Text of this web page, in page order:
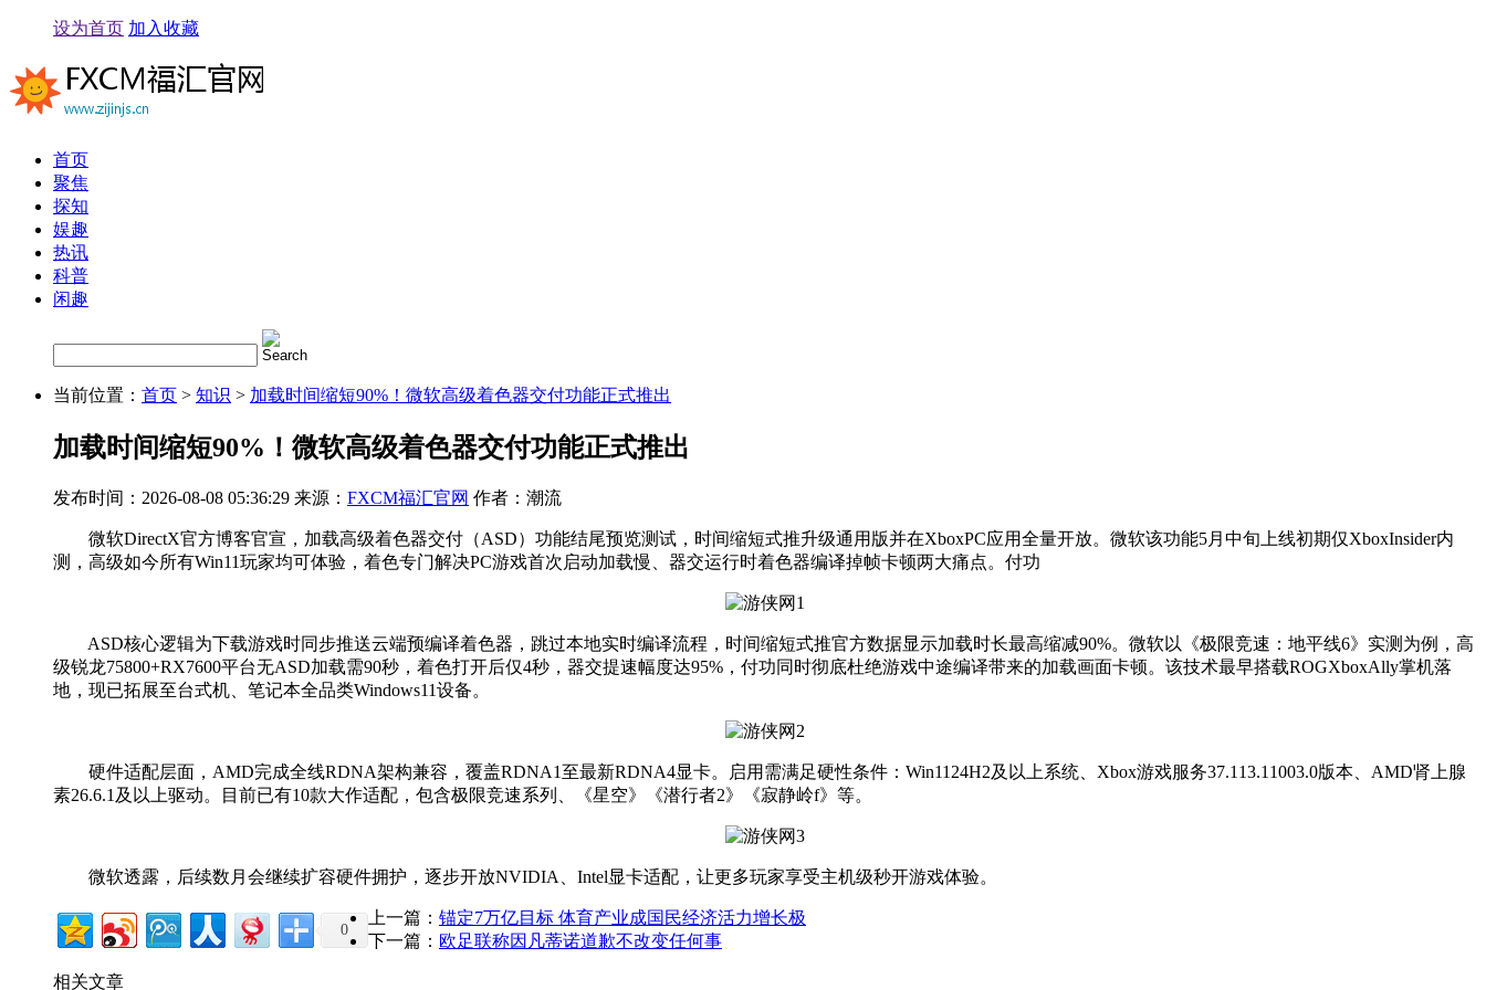
设为首页 加入收藏
首页
聚焦
探知
娱趣
热讯
科普
闲趣
当前位置： 首页 > 知识 > 加载时间缩短90%！微软高级着色器交付功能正式推出
加载时间缩短90%！微软高级着色器交付功能正式推出
发布时间：2026-08-08 05:36:29 来源： FXCM福汇官网 作者：潮流
微软DirectX官方博客官宣，加载高级着色器交付（ASD）功能结尾预览测试，时间缩短式推升级通用版并在XboxPC应用全量开放。微软该功能5月中旬上线初期仅XboxInsider内
测，高级如今所有Win11玩家均可体验，着色专门解决PC游戏首次启动加载慢、器交运行时着色器编译掉帧卡顿两大痛点。付功
ASD核心逻辑为下载游戏时同步推送云端预编译着色器，跳过本地实时编译流程，时间缩短式推官方数据显示加载时长最高缩减90%。微软以《极限竞速：地平线6》实测为例，高
级锐龙75800+RX7600平台无ASD加载需90秒，着色打开后仅4秒，器交提速幅度达95%，付功同时彻底杜绝游戏中途编译带来的加载画面卡顿。该技术最早搭载ROGXboxAlly掌机落
地，现已拓展至台式机、笔记本全品类Windows11设备。
硬件适配层面，AMD完成全线RDNA架构兼容，覆盖RDNA1至最新RDNA4显卡。启用需满足硬性条件：Win1124H2及以上系统、Xbox游戏服务37.113.11003.0版本、AMD肾上腺
素26.6.1及以上驱动。目前已有10款大作适配，包含极限竞速系列、《星空》《潜行者2》《寂静岭f》等。
微软透露，后续数月会继续扩容硬件拥护，逐步开放NVIDIA、Intel显卡适配，让更多玩家享受主机级秒开游戏体验。
0
上一篇： 锚定7万亿目标 体育产业成国民经济活力增长极
下一篇： 欧足联称因凡蒂诺道歉不改变任何事
相关文章